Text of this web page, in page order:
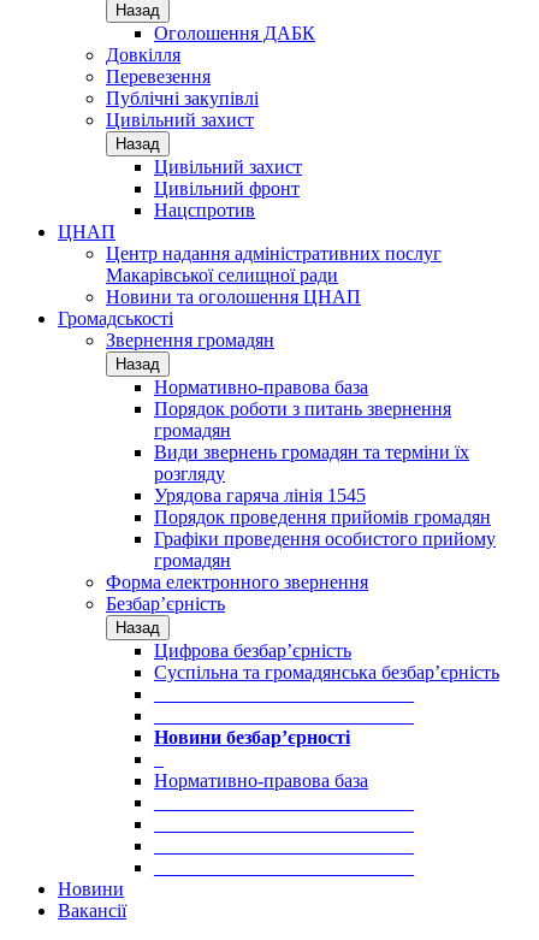
Назад
Оголошення ДАБК
Довкілля
Перевезення
Публічні закупівлі
Цивільний захист
Назад
Цивільний захист
Цивільний фронт
Нацспротив
ЦНАП
Центр надання адміністративних послуг
Макарівської селищної ради
Новини та оголошення ЦНАП
Громадськості
Звернення громадян
Назад
Нормативно-правова база
Порядок роботи з питань звернення
громадян
Види звернень громадян та терміни їх
розгляду
Урядова гаряча лінія 1545
Порядок проведення прийомів громадян
Графіки проведення особистого прийому
громадян
Форма електронного звернення
Безбар’єрність
Назад
Цифрова безбар’єрність
Суспільна та громадянська безбар’єрність
Новини безбар’єрності
Нормативно-правова база
Новини
Вакансії